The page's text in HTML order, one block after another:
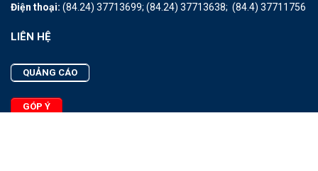
Điện thoại: (84.24) 37713699; (84.24) 37713638; (84.4) 37711756
LIÊN HỆ
QUẢNG CÁO
GÓP Ý